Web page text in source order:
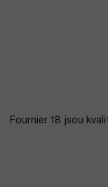
Fournier 18 jsou